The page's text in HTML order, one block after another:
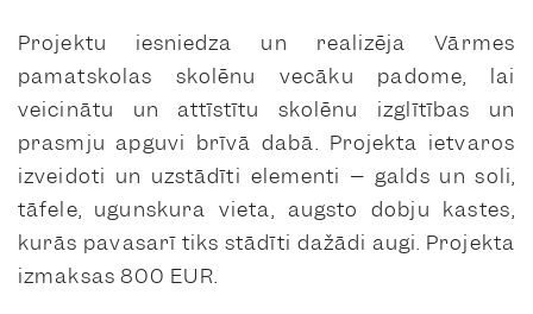
Projektu iesniedza un realizēja Vārmes
pamatskolas skolēnu vecāku padome, lai
veicinātu un attīstītu skolēnu izglītības un
prasmju apguvi brīvā dabā. Projekta ietvaros
izveidoti un uzstādīti elementi – galds un soli,
tāfele, ugunskura vieta, augsto dobju kastes,
kurās pavasarī tiks stādīti dažādi augi. Projekta
izmaksas 800 EUR.